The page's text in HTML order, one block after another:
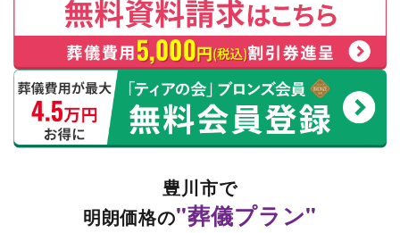
豊川市で
明朗価格の"葬儀プラン"